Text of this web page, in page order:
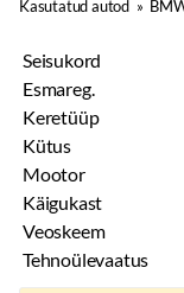
Kasutatud autod »
Seisukord
Esmareg.
Keretüüp
Kütus
Mootor
Käigukast
Veoskeem
Tehnoülevaatus